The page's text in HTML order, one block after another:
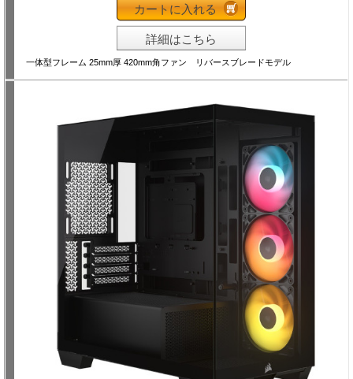
カートに入れる
詳細はこちら
一体型フレーム 25mm厚 420mm角ファン リバースブレードモデル